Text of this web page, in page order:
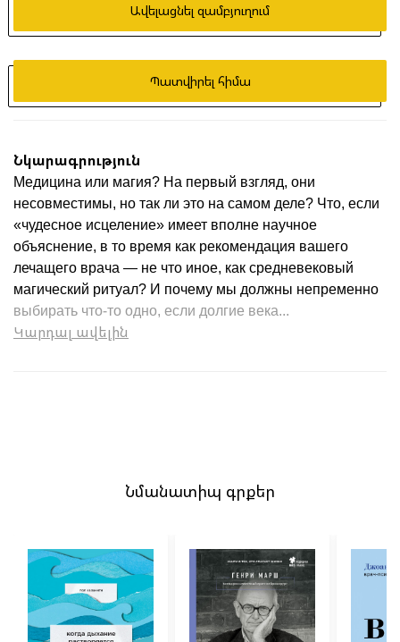
Ավելացնել զամբյուղում
Պատվիրել հիմա
Նկարագրություն
Медицина или магия? На первый взгляд, они
несовместимы, но так ли это на самом деле? Что, если
«чудесное исцеление» имеет вполне научное
объяснение, в то время как рекомендация вашего
лечащего врача — не что иное, как средневековый
магический ритуал? И почему мы должны непременно
выбирать что-то одно, если долгие века...
Կարդալ ավելին
Նմանատիպ գրքեր